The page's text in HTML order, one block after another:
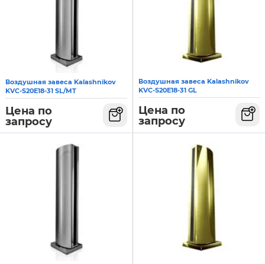
Воздушная завеса Kalashnikov
KVC-S20E18-31 SL/MT
Цена по
запросу
Воздушная завеса Kalashnikov
KVC-S20E18-31 GL
Цена по
запросу